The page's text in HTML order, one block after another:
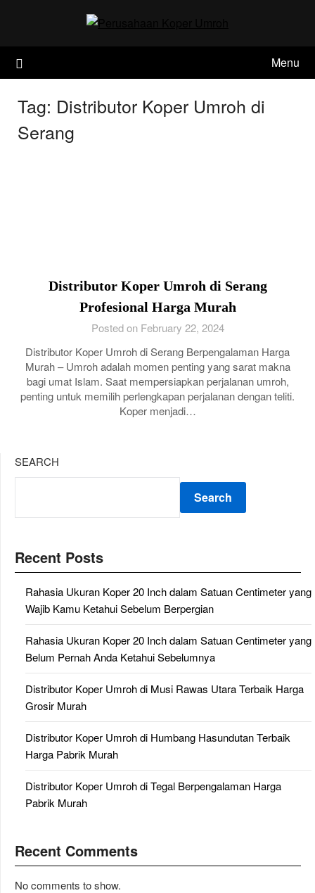
Menu
Tag: Distributor Koper Umroh di
Serang
Distributor Koper Umroh di Serang
Profesional Harga Murah
Posted on February 22, 2024
Distributor Koper Umroh di Serang Berpengalaman Harga
Murah – Umroh adalah momen penting yang sarat makna
bagi umat Islam. Saat mempersiapkan perjalanan umroh,
penting untuk memilih perlengkapan perjalanan dengan teliti.
Koper menjadi…
SEARCH
Search
Recent Posts
Rahasia Ukuran Koper 20 Inch dalam Satuan Centimeter yang
Wajib Kamu Ketahui Sebelum Berpergian
Rahasia Ukuran Koper 20 Inch dalam Satuan Centimeter yang
Belum Pernah Anda Ketahui Sebelumnya
Distributor Koper Umroh di Musi Rawas Utara Terbaik Harga
Grosir Murah
Distributor Koper Umroh di Humbang Hasundutan Terbaik
Harga Pabrik Murah
Distributor Koper Umroh di Tegal Berpengalaman Harga
Pabrik Murah
Recent Comments
No comments to show.